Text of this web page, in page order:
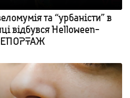
та “урбаністи” в
відбувся Helloween-